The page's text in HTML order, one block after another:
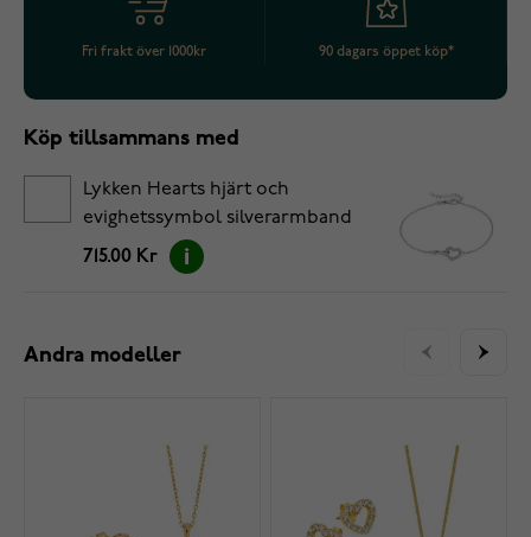
Fri frakt över 1000kr 90 dagars öppet köp*
Köp tillsammans med
Lykken Hearts hjärt och
evighetssymbol silverarmband
17+3cm
715.00 Kr
Andra modeller